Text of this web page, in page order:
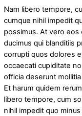
Nam libero tempore,
cumque nihil impedit
possimus. At vero
ducimus qui blanditiis
corrupti quos dolores
occaecati cupiditate
officia deserunt
Et harum quidem
libero tempore, cum
nihil impedit quo